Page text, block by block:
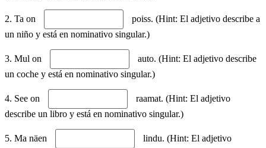
2. Ta on
poiss. (Hint: El adjetivo describe a
un niño y está en nominativo singular.)
3. Mul on
auto. (Hint: El adjetivo describe
un coche y está en nominativo singular.)
4. See on
raamat. (Hint: El adjetivo
describe un libro y está en nominativo singular.)
5. Ma näen
lindu. (Hint: El adjetivo